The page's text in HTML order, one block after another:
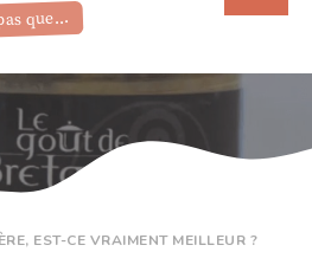
que...
EST-CE VRAIMENT MEILLEUR ?